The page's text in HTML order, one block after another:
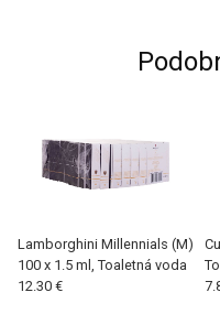
Lamborghini Millennials (M)
100 x 1.5 ml, Toaletná voda
12.30 €